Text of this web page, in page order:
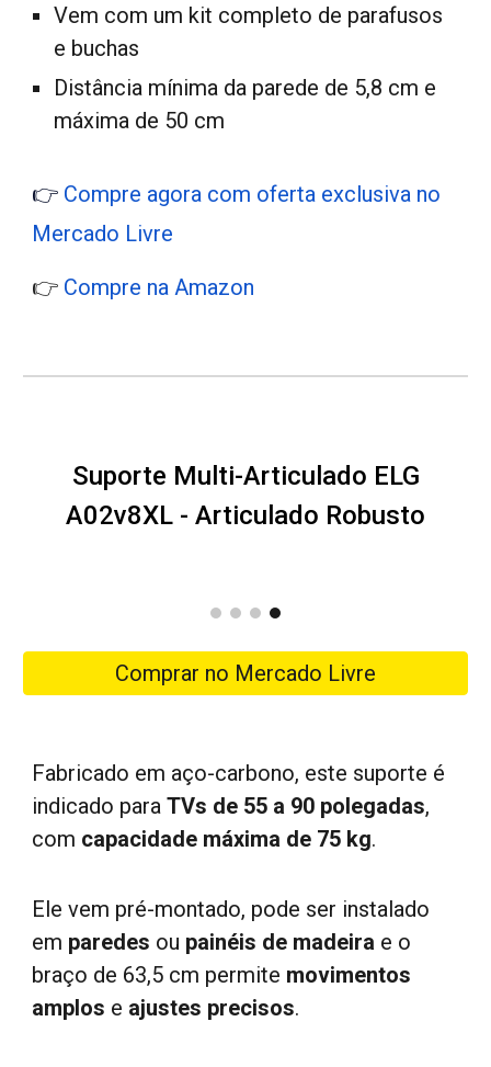
Vem com um kit completo de parafusos
e buchas
Distância mínima da parede de 5,8 cm e
máxima de 50 cm
👉 Compre agora com oferta exclusiva no
Mercado Livre
👉 Compre na Amazon
Suporte Multi-Articulado ELG
A02v8XL - Articulado Robusto
Comprar no Mercado Livre
Fabricado em aço-carbono, este suporte é
indicado paraTVs de 55 a 90 polegadas,
com capacidade máxima de 75 kg.
Ele vem pré-montado, pode ser instalado
em paredes ou painéis de madeira e o
braço de 63,5 cm permite movimentos
amplos e ajustes precisos.